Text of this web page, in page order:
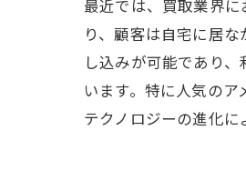
最近では、買取業界
り、顧客は自宅に居
し込みが可能であり
います。特に人気の
テクノロジーの進化に